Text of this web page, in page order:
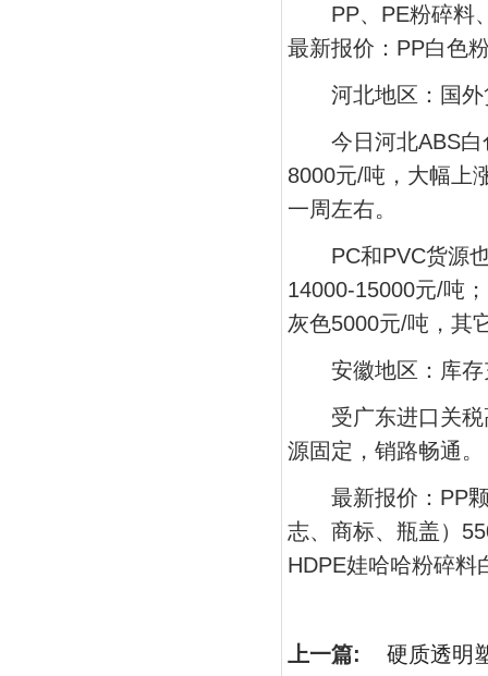
PP、PE粉碎料、
最新报价：PP白色
河北地区：国外
今日河北ABS白
8000元/吨，大幅上
一周左右。
PC和PVC货源也
14000-15000元/吨
灰色5000元/吨，其
安徽地区：库存
受广东进口关税
源固定，销路畅通。
最新报价：PP颗
志、商标、瓶盖）
HDPE娃哈哈粉碎料
上一篇: 硬质透明